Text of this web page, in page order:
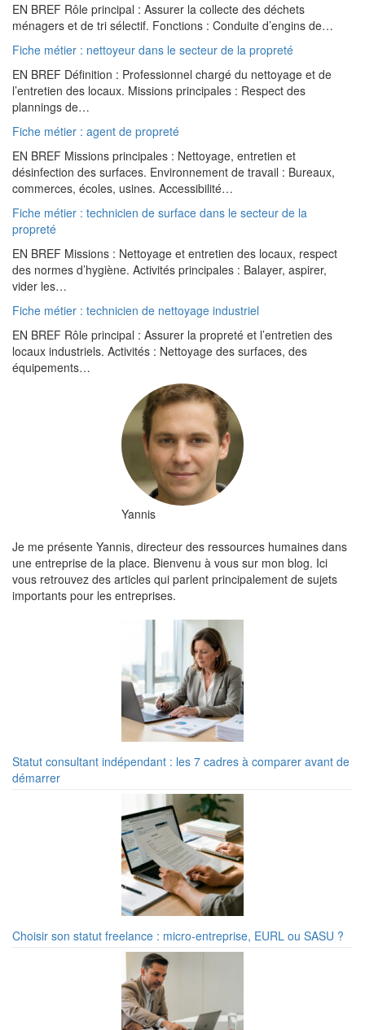
EN BREF Rôle principal : Assurer la collecte des déchets
ménagers et de tri sélectif. Fonctions : Conduite d’engins de…
Fiche métier : nettoyeur dans le secteur de la propreté
EN BREF Définition : Professionnel chargé du nettoyage et de
l’entretien des locaux. Missions principales : Respect des
plannings de…
Fiche métier : agent de propreté
EN BREF Missions principales : Nettoyage, entretien et
désinfection des surfaces. Environnement de travail : Bureaux,
commerces, écoles, usines. Accessibilité…
Fiche métier : technicien de surface dans le secteur de la
propreté
EN BREF Missions : Nettoyage et entretien des locaux, respect
des normes d’hygiène. Activités principales : Balayer, aspirer,
vider les…
Fiche métier : technicien de nettoyage industriel
EN BREF Rôle principal : Assurer la propreté et l’entretien des
locaux industriels. Activités : Nettoyage des surfaces, des
équipements…
Yannis
Je me présente Yannis, directeur des ressources humaines dans
une entreprise de la place. Bienvenu à vous sur mon blog. Ici
vous retrouvez des articles qui parlent principalement de sujets
importants pour les entreprises.
Statut consultant indépendant : les 7 cadres à comparer avant de
démarrer
Choisir son statut freelance : micro-entreprise, EURL ou SASU ?